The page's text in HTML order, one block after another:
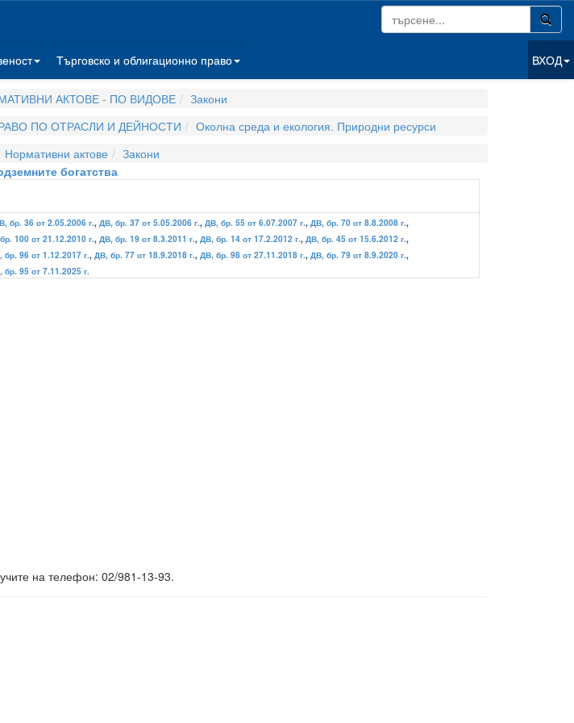
Търговско и облигационно право ВХОД
АКТОВЕ - ПО ВИДОВЕ
Закони
ПО ОТРАСЛИ И ДЕЙНОСТИ
Околна среда и екология. Природни ресурси
Нормативни актове
Закони
богатства
бр. 36 от 2.05.2006 г., ДВ, бр. 37 от 5.05.2006 г., ДВ, бр. 55 от 6.07.2007 г., ДВ, бр. 70 от 8.8.2008 г.,
100 от 21.12.2010 г., ДВ, бр. 19 от 8.3.2011 г., ДВ, бр. 14 от 17.2.2012 г., ДВ, бр. 45 от 15.6.2012 г.,
бр. 96 от 1.12.2017 г., ДВ, бр. 77 от 18.9.2018 г., ДВ, бр. 98 от 27.11.2018 г., ДВ, бр. 79 от 8.9.2020 г.,
бр. 95 от 7.11.2025 г.
на телефон: 02/981-13-93.